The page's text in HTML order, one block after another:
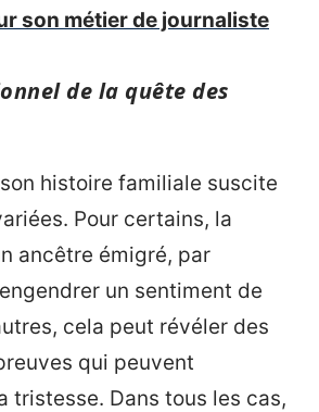
son métier de journaliste
de la quête des
histoire familiale suscite
Pour certains, la
ancêtre émigré, par
un sentiment de
cela peut révéler des
qui peuvent
tristesse. Dans tous les cas,